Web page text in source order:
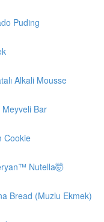
Puding
Alkali Mousse
Meyveli Bar
Cookie
Nutella🤯
Bread (Muzlu Ekmek)